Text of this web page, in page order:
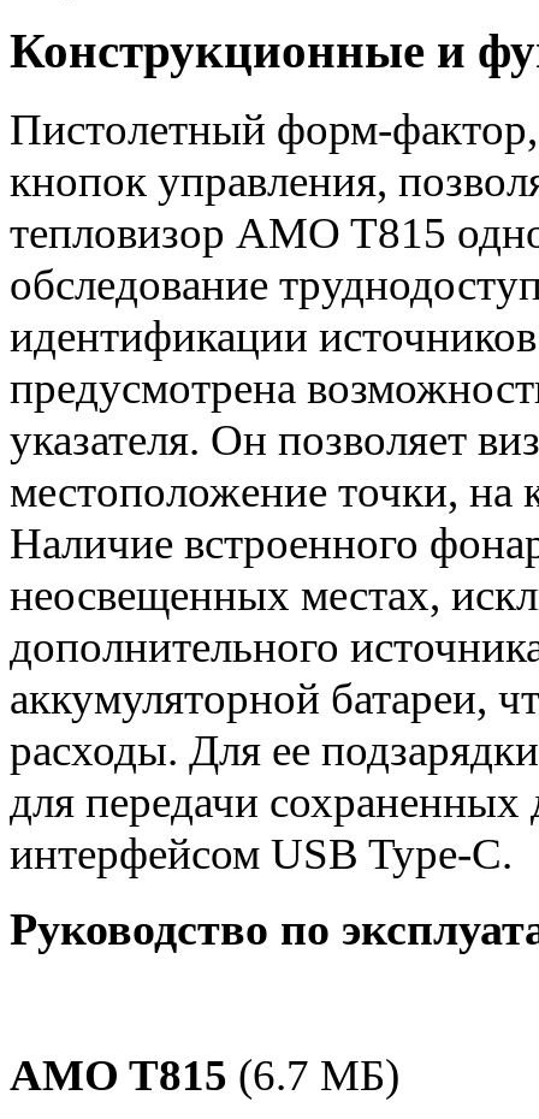
Конструкционные и
Пистолетный форм-
кнопок управления,
тепловизор AMO T815
обследование
идентификации
предусмотрена
указателя. Он позволяет
местоположение точки, на
Наличие встроенного
неосвещенных местах,
дополнительного
аккумуляторной батареи,
расходы. Для ее
для передачи
интерфейсом USB Type-C.
Руководство по
AMO T815 (6.7 МБ)